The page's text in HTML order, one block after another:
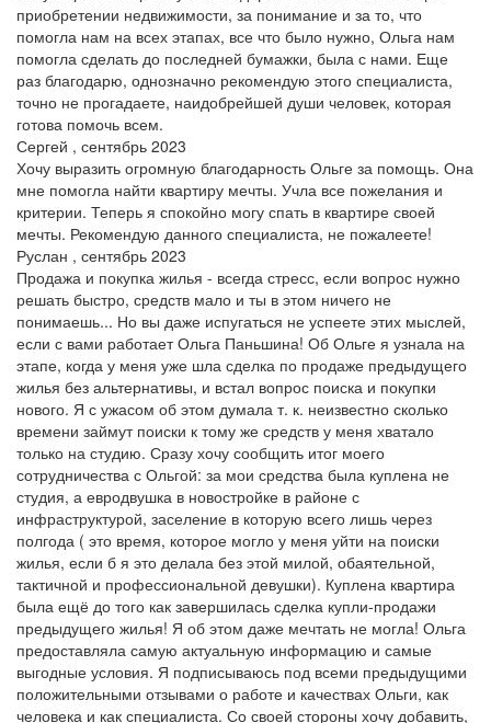
приобретении недвижимости, за понимание и за то, что
помогла нам на всех этапах, все что было нужно, Ольга нам
помогла сделать до последней бумажки, была с нами. Еще
раз благодарю, однозначно рекомендую этого специалиста,
точно не прогадаете, наидобрейшей души человек, которая
готова помочь всем.
Сергей , сентябрь 2023
Хочу выразить огромную благодарность Ольге за помощь. Она
мне помогла найти квартиру мечты. Учла все пожелания и
критерии. Теперь я спокойно могу спать в квартире своей
мечты. Рекомендую данного специалиста, не пожалеете!
Руслан , сентябрь 2023
Продажа и покупка жилья - всегда стресс, если вопрос нужно
решать быстро, средств мало и ты в этом ничего не
понимаешь... Но вы даже испугаться не успеете этих мыслей,
если с вами работает Ольга Паньшина! Об Ольге я узнала на
этапе, когда у меня уже шла сделка по продаже предыдущего
жилья без альтернативы, и встал вопрос поиска и покупки
нового. Я с ужасом об этом думала т. к. неизвестно сколько
времени займут поиски к тому же средств у меня хватало
только на студию. Сразу хочу сообщить итог моего
сотрудничества с Ольгой: за мои средства была куплена не
студия, а евродвушка в новостройке в районе с
инфраструктурой, заселение в которую всего лишь через
полгода ( это время, которое могло у меня уйти на поиски
жилья, если б я это делала без этой милой, обаятельной,
тактичной и профессиональной девушки). Куплена квартира
была ещё до того как завершилась сделка купли-продажи
предыдущего жилья! Я об этом даже мечтать не могла! Ольга
предоставляла самую актуальную информацию и самые
выгодные условия. Я подписываюсь под всеми предыдущими
положительными отзывами о работе и качествах Ольги, как
человека и как специалиста. Со своей стороны хочу добавить,